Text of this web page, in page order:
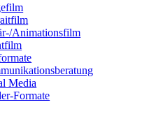
Animationsfilm
Media
Formate